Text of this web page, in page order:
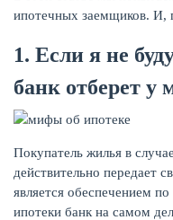
ипотечных заемщиков. И,
1. Если я не
банк отберет у
Покупатель жилья в
действительно передает
является обеспечением
ипотеки банк на самом